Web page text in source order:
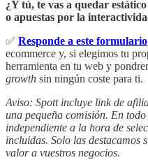
¿Y tú, te vas a quedar
o apuestas por la
✅ Responde a este formulario
ecommerce y, si elegimos tu
herramienta en tu web y
growth sin ningún coste para ti.
Aviso: Spott incluye link de
una pequeña comisión. En
independiente a la hora de
incluidas. Solo las destacamos
valor a vuestros negocios.